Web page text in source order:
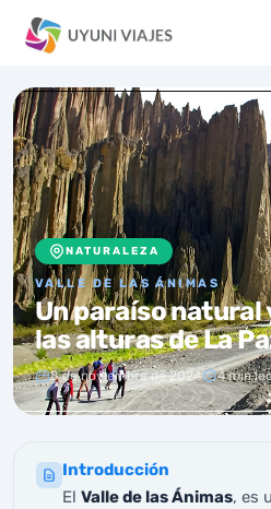
Mi maleta de viaje
Tu maleta
Encuentra un tour y pulsa
NATURALEZA
VALLE DE LAS ÁNIMAS
Un paraíso natural
las alturas de La
8 de noviembre de 2024 4 min
Introducción
El Valle de las Ánimas, es